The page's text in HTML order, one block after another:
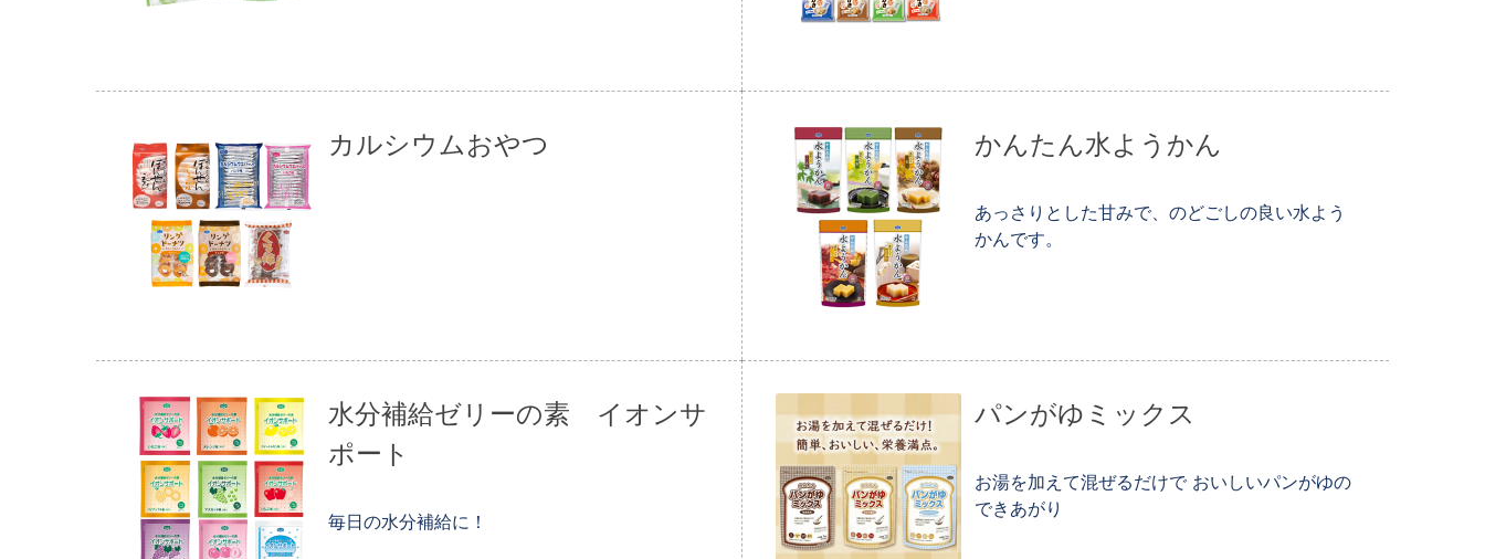
カルシウムおやつ かんたん水ようかん
あっさりとした甘みで、のどごしの良い水よう
かんです。
水分補給ゼリーの素 イオンサ
ポート
毎日の水分補給に！
パンがゆミックス
お湯を加えて混ぜるだけで おいしいパンがゆの
できあがり